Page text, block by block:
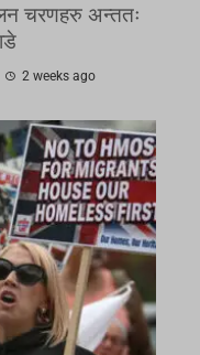
चरणहरु अन्ततः
2 weeks ago